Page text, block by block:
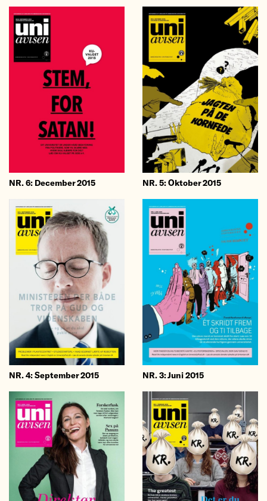
NR. 6: December 2015 NR. 5: Oktober 2015
NR. 4: September 2015 NR. 3: Juni 2015